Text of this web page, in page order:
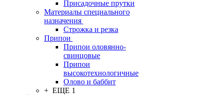
Присадочные прутки
Материалы специального
назначения
Строжка и резка
Припои
Припои оловянно-
свинцовые
Припои
высокотехнологичные
Олово и баббит
+ ЕЩЕ 1